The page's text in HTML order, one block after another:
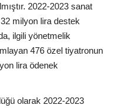
2022-2023 sanat
milyon lira destek
ilgili yönetmelik
476 özel tiyatronun
lira ödenek
olarak 2022-2023